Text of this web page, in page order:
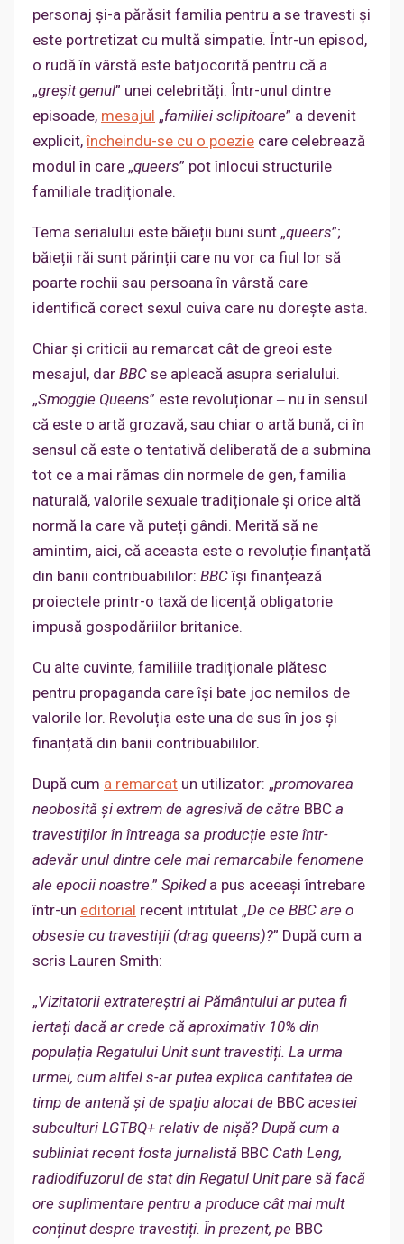
personaj și-a părăsit familia pentru a se travesti și
este portretizat cu multă simpatie. Într-un episod,
o rudă în vârstă este batjocorită pentru că a
„greșit genul” unei celebrități. Într-unul dintre
episoade, mesajul „familiei sclipitoare” a devenit
explicit,încheindu-se cu o poezie care celebrează
modul în care „queers” pot înlocui structurile
familiale tradiționale.
Tema serialului este băieții buni sunt „queers”;
băieții răi sunt părinții care nu vor ca fiul lor să
poarte rochii sau persoana în vârstă care
identifică corect sexul cuiva care nu dorește asta.
Chiar și criticii au remarcat cât de greoi este
mesajul, dar BBC se apleacă asupra serialului.
„Smoggie Queens” este revoluționar ‒ nu în sensul
că este o artă grozavă, sau chiar o artă bună, ci în
sensul că este o tentativă deliberată de a submina
tot ce a mai rămas din normele de gen, familia
naturală, valorile sexuale tradiționale și orice altă
normă la care vă puteți gândi. Merită să ne
amintim, aici, că aceasta este o revoluție finanțată
din banii contribuabililor: BBCîși finanțează
proiectele printr-o taxă de licență obligatorie
impusă gospodăriilor britanice.
Cu alte cuvinte, familiile tradiționale plătesc
pentru propaganda care își bate joc nemilos de
valorile lor. Revoluția este una de sus în jos și
finanțată din banii contribuabililor.
După cum a remarcat un utilizator: „promovarea
neobosită și extrem de agresivă de către BBC a
travestiților în întreaga sa producție este într-
adevăr unul dintre cele mai remarcabile fenomene
ale epocii noastre.” Spikeda pus aceeași întrebare
într-un editorial recent intitulat „De ce BBC are o
obsesie cu travestiții (drag queens)?” După cum a
scris Lauren Smith:
„Vizitatorii extratereștri ai Pământului ar putea fi
iertați dacă ar crede că aproximativ 10% din
populația Regatului Unit sunt travestiți. La urma
urmei, cum altfel s-ar putea explica cantitatea de
timp de antenă și de spațiu alocat de BBC acestei
subculturi LGTBQ+ relativ de nișă? După cum a
subliniat recent fosta jurnalistă BBC Cath Leng,
radiodifuzorul de stat din Regatul Unit pare să facă
ore suplimentare pentru a produce cât mai mult
conținut despre travestiți. În prezent, pe BBC